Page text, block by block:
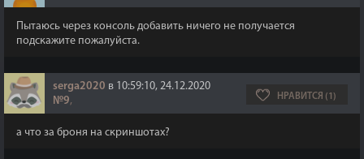
Пытаюсь через консоль добавить ничего не получается
подскажите пожалуйста.
serga2020 в 10:59:10, 24.12.2020
№9, НРАВИТСЯ (1)
а что за броня на скриншотах?